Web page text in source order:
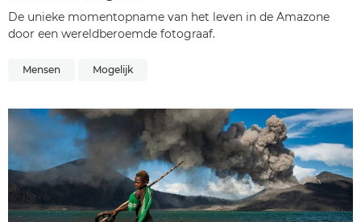
De unieke momentopname van het leven in de Amazone
door een wereldberoemde fotograaf.
Mensen Mogelijk